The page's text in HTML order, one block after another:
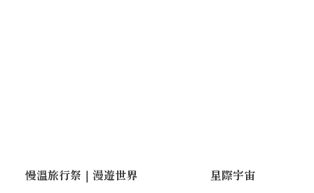
慢溫旅行祭｜漫遊世界 星際宇宙